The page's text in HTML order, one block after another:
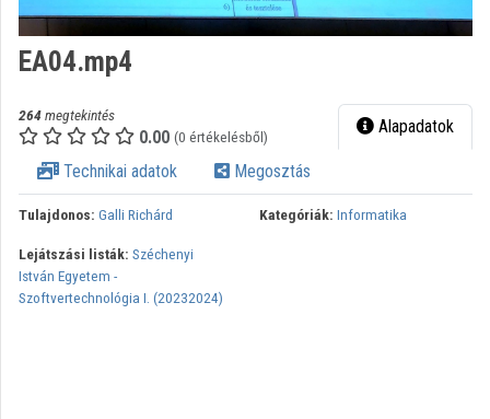
Intézmények
Közreműködők
Megjelenés:
EA04.mp4
264megtekintés
0.00 (0 értékelésből) Alapadatok
Technikai adatok Megosztás
Tulajdonos: Galli Richárd Kategóriák: Informatika
Lejátszási listák: Széchenyi
István Egyetem -
Szoftvertechnológia I. (20232024)